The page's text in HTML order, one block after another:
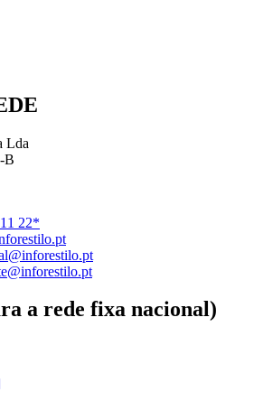
Lda
B
22*
a rede fixa nacional)